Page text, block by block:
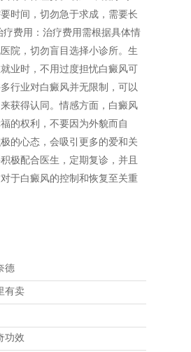
时间，切勿急于求成，需要长
疗费用：治疗费用需根据具体情
院，切勿盲目选择小诊所。生
业时，不用过度担忧白癜风可
行业对白癜风并无限制，可以
获得认同。情感方面，白癜风
的权利，不要因为外貌而自
的心态，会吸引更多的爱和关
极配合医生，定期复诊，并且
于白癜风的控制和恢复至关重
德
有卖
功效